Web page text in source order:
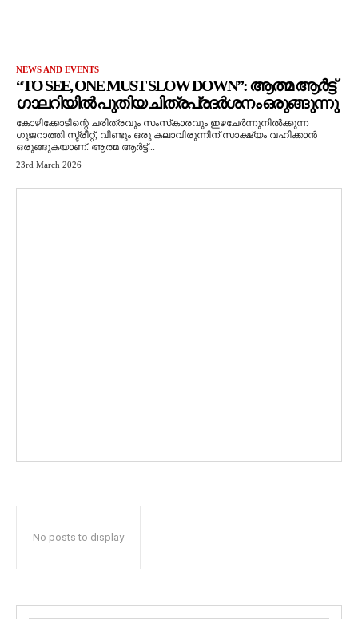
NEWS AND EVENTS
“TO SEE, ONE MUST SLOW DOWN”: ആത്മ ആർട്ട്
ഗാലറിയിൽ പുതിയ ചിത്രപ്രദർശനം ഒരുങ്ങുന്നു
കോഴിക്കോടിന്റെ ചരിത്രവും സംസ്‌കാരവും ഇഴചേർന്നുനിൽക്കുന്ന
ഗുജറാത്തി സ്ട്രീറ്റ്, വീണ്ടും ഒരു കലാവിരുന്നിന് സാക്ഷ്യം വഹിക്കാൻ
ഒരുങ്ങുകയാണ്. ആത്മ ആർട്ട്...
23rd March 2026
No posts to display